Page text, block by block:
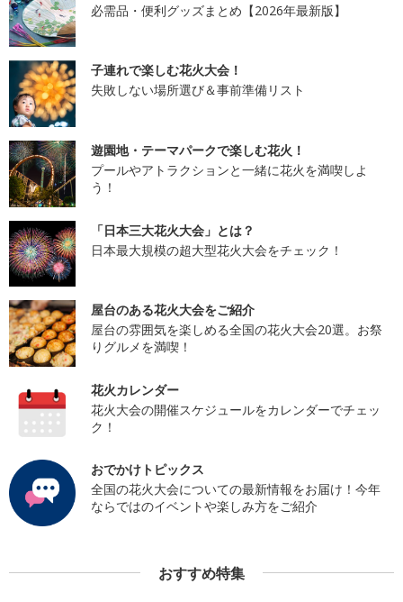
必需品・便利グッズまとめ【2026年最新版】
子連れで楽しむ花火大会！
失敗しない場所選び＆事前準備リスト
遊園地・テーマパークで楽しむ花火！
プールやアトラクションと一緒に花火を満喫しよ
う！
「日本三大花火大会」とは？
日本最大規模の超大型花火大会をチェック！
屋台のある花火大会をご紹介
屋台の雰囲気を楽しめる全国の花火大会20選。お祭
りグルメを満喫！
花火カレンダー
花火大会の開催スケジュールをカレンダーでチェッ
ク！
おでかけトピックス
全国の花火大会についての最新情報をお届け！今年
ならではのイベントや楽しみ方をご紹介
おすすめ特集